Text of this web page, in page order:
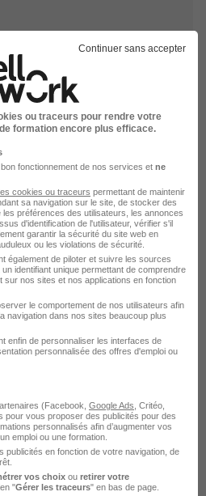
Emploi Pantin
à l’ensemble des
Hellowork.
autour de Pantin
Continuer sans accepter
ou traceurs pour rendre votre
formation encore plus efficace.
fonctionnement de nos services et ne
cookies ou traceurs permettant de maintenir
sa navigation sur le site, de stocker des
préférences des utilisateurs, les annonces
d'identification de l'utilisateur, vérifier s'il
garantir la sécurité du site web en
ou les violations de sécurité.
également de piloter et suivre les sources
identifiant unique permettant de comprendre
sur nos sites et nos applications en fonction
le comportement de nos utilisateurs afin
navigation dans nos sites beaucoup plus
enfin de personnaliser les interfaces de
personnalisée des offres d'emploi ou
(Facebook, Google Ads , Critéo,
pour vous proposer des publicités pour des
personnalisés afin d’augmenter vos
emploi ou une formation.
publicités en fonction de votre navigation, de
vos choix ou retirer votre
"Gérer les traceurs" en bas de page.